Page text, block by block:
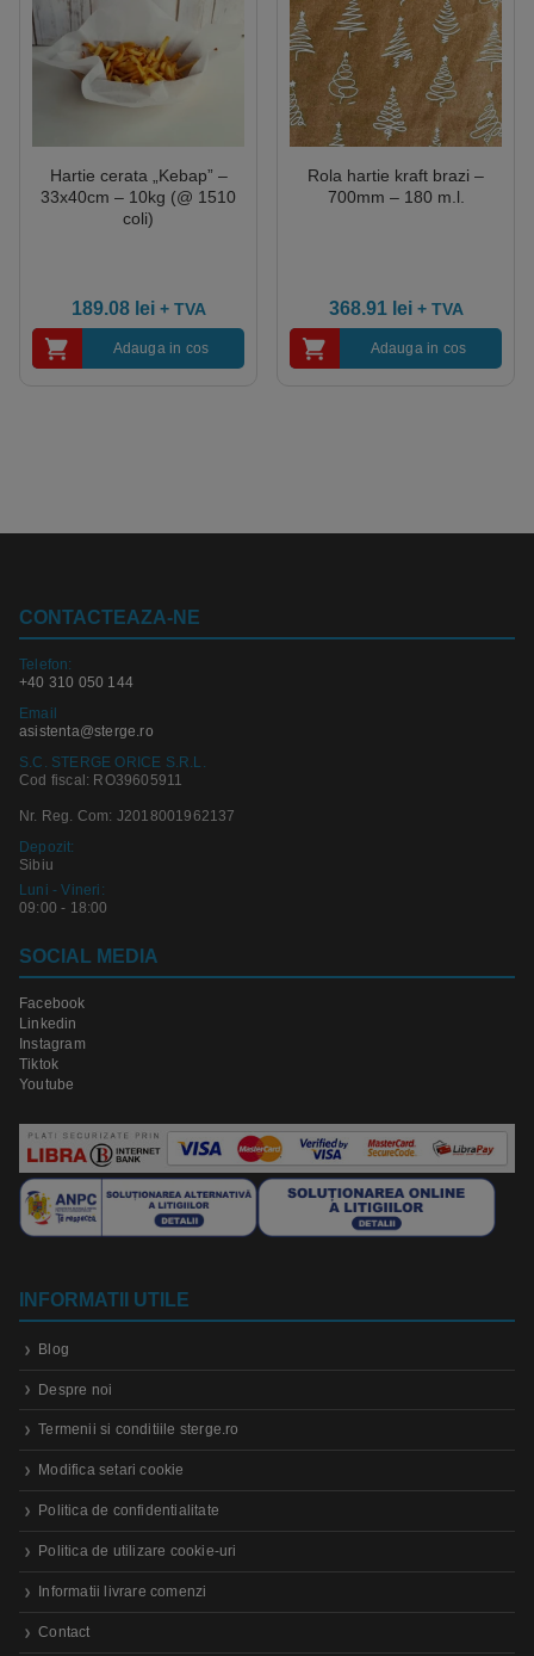
Hartie cerata „Kebap” –
33x40cm – 10kg (@ 1510
coli)
189.08 lei + TVA
Adauga in cos
Rola hartie kraft brazi –
700mm – 180 m.l.
368.91 lei + TVA
Adauga in cos
CONTACTEAZA-NE
Telefon:
+40 310 050 144
Email
asistenta@sterge.ro
S.C. STERGE ORICE S.R.L.
Cod fiscal: RO39605911
Nr. Reg. Com: J2018001962137
Depozit:
Sibiu
Luni - Vineri:
09:00 - 18:00
SOCIAL MEDIA
Facebook
Linkedin
Instagram
Tiktok
Youtube
INFORMATII UTILE
Blog
Despre noi
Termenii si conditiile sterge.ro
Modifica setari cookie
Politica de confidentialitate
Politica de utilizare cookie-uri
Informatii livrare comenzi
Contact